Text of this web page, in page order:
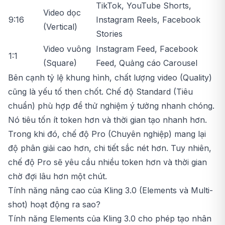
9:16
Video dọc
(Vertical)
TikTok, YouTube Shorts,
Instagram Reels, Facebook
Stories
1:1
Video vuông
(Square)
Instagram Feed, Facebook
Feed, Quảng cáo Carousel
Bên cạnh tỷ lệ khung hình, chất lượng video (Quality)
cũng là yếu tố then chốt. Chế độ Standard (Tiêu
chuẩn) phù hợp để thử nghiệm ý tưởng nhanh chóng.
Nó tiêu tốn ít token hơn và thời gian tạo nhanh hơn.
Trong khi đó, chế độ Pro (Chuyên nghiệp) mang lại
độ phân giải cao hơn, chi tiết sắc nét hơn. Tuy nhiên,
chế độ Pro sẽ yêu cầu nhiều token hơn và thời gian
chờ đợi lâu hơn một chút.
Tính năng nâng cao của Kling 3.0 (Elements và Multi-
shot) hoạt động ra sao?
Tính năng Elements của Kling 3.0 cho phép tạo nhân